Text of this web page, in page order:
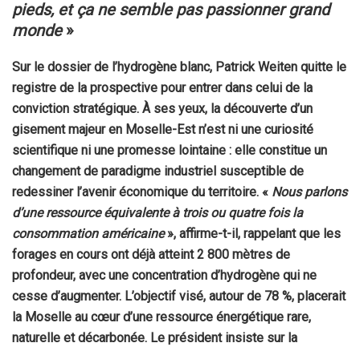
pieds, et ça ne semble pas passionner grand
monde»
Sur le dossier de l’hydrogène blanc, Patrick Weiten quitte le
registre de la prospective pour entrer dans celui de la
conviction stratégique. À ses yeux, la découverte d’un
gisement majeur en Moselle-Est n’est ni une curiosité
scientifique ni une promesse lointaine : elle constitue un
changement de paradigme industriel susceptible de
redessiner l’avenir économique du territoire. « Nous parlons
d’une ressource équivalente à trois ou quatre fois la
consommation américaine», affirme-t-il, rappelant que les
forages en cours ont déjà atteint 2 800 mètres de
profondeur, avec une concentration d’hydrogène qui ne
cesse d’augmenter. L’objectif visé, autour de 78 %, placerait
la Moselle au cœur d’une ressource énergétique rare,
naturelle et décarbonée. Le président insiste sur la